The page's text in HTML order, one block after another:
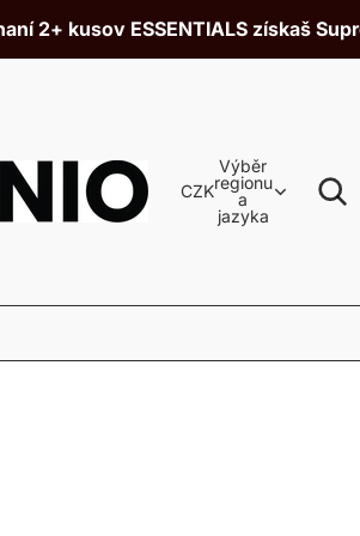
ESSENTIALS získaš Supreme
CZK
Výběr
regionu
a
jazyka